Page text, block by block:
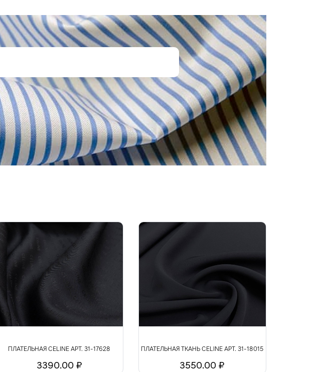
ПЛАТЕЛЬНАЯ CELINE АРТ. 31-17628
3390.00 ₽
ПЛАТЕЛЬНАЯ ТКАНЬ CELINE АРТ. 31-18015
3550.00 ₽